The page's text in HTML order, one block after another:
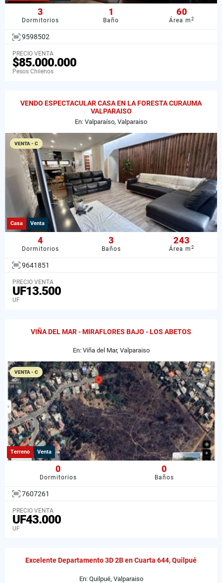
3
Dormitorios
1
Baño
60
Área m2
9598502
PRECIO VENTA
$85.000.000
Pesos Chilenos
VENDO ESPECTACULAR CASA EN LA FORESTA CURAUMA
VALPARAISO
En: Valparaíso, Valparaiso
VENTA - C
Casa Venta
4
Dormitorios
3
Baños
243
Área m2
9641851
PRECIO VENTA
UF13.500
UF
VIÑA DEL MAR - MIRAFLORES BAJO - LOS ABETOS
En: Viña del Mar, Valparaiso
VENTA - C
Terreno Venta
0
Dormitorios
0
Baños
7607261
PRECIO VENTA
UF43.000
UF
Excelente Departamento 3D 2B en Cuarta 644, Quilpué
En: Quilpué, Valparaiso